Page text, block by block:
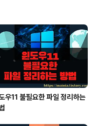
을 선택
택합니
모아둔 것
지 방법 ▶
▶ 엑셀 E
우11 불필요한 파일 정리하는